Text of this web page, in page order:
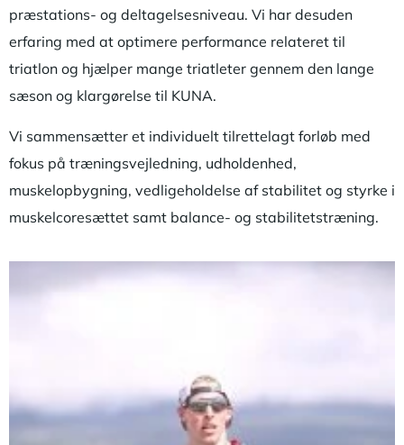
præstations- og deltagelsesniveau. Vi har desuden
erfaring med at optimere performance relateret til
triatlon og hjælper mange triatleter gennem den lange
sæson og klargørelse til KUNA.
Vi sammensætter et individuelt tilrettelagt forløb med
fokus på træningsvejledning, udholdenhed,
muskelopbygning, vedligeholdelse af stabilitet og styrke i
muskelcoresættet samt balance- og stabilitetstræning.